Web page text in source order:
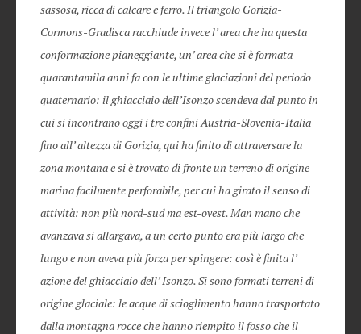
sassosa, ricca di calcare e ferro. Il triangolo Gorizia-
Cormons-Gradisca racchiude invece l’ area che ha questa
conformazione pianeggiante, un’ area che si è formata
quarantamila anni fa con le ultime glaciazioni del periodo
quaternario: il ghiacciaio dell’Isonzo scendeva dal punto in
cui si incontrano oggi i tre confini Austria-Slovenia-Italia
fino all’ altezza di Gorizia, qui ha finito di attraversare la
zona montana e si è trovato di fronte un terreno di origine
marina facilmente perforabile, per cui ha girato il senso di
attività: non più nord-sud ma est-ovest. Man mano che
avanzava si allargava, a un certo punto era più largo che
lungo e non aveva più forza per spingere: così è finita l’
azione del ghiacciaio dell’ Isonzo. Si sono formati terreni di
origine glaciale: le acque di scioglimento hanno trasportato
dalla montagna rocce che hanno riempito il fosso che il